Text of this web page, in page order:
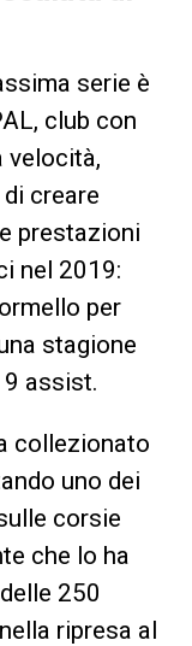
serie è
club con
velocità,
creare
prestazioni
nel 2019:
per
stagione
assist.
collezionato
uno dei
corsie
che lo ha
250
ripresa al